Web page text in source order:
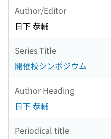
Author/Editor
日下 恭輔
Series Title
開催校シンポジウム
Author Heading
日下 恭輔
Periodical title